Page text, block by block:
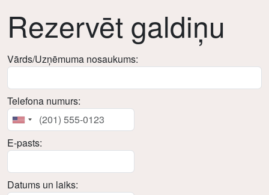
Rezervēt galdiņu
Vārds/Uzņēmuma nosaukums:
Telefona numurs:
E-pasts:
Datums un laiks: